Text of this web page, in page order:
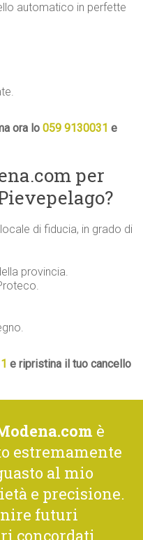
automatico in perfette
ora lo 059 9130031 e
per
di fiducia, in grado di
provincia.
e ripristina il tuo cancello
è
estremamente
al mio
e precisione.
futuri
concordati.